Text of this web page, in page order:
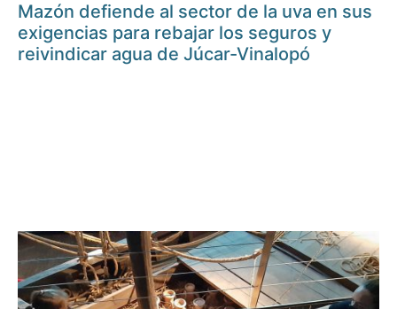
Mazón defiende al sector de la uva en sus
exigencias para rebajar los seguros y
reivindicar agua de Júcar-Vinalopó